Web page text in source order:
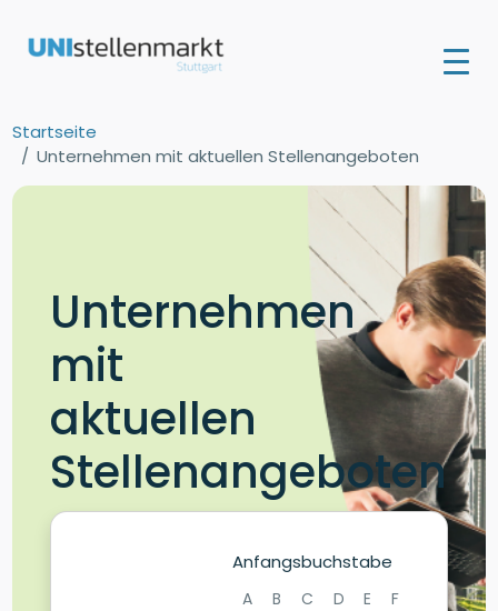
Startseite
Unternehmen mit aktuellen Stellenangeboten
Unternehmen
mit
aktuellen
Stellenangeboten
Anfangsbuchstabe
A B C D E
F